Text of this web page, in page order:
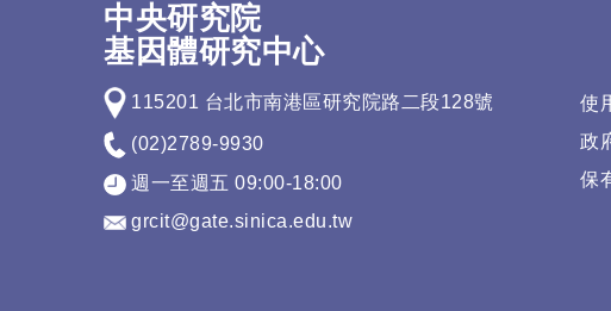
中央研究院
基因體研究中心
115201 台北市南港區研究院路二段128號
(02)2789-9930
週一至週五 09:00-18:00
grcit@gate.sinica.edu.tw
使
政
保